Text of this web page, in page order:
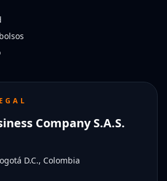
Company S.A.S.
D.C., Colombia